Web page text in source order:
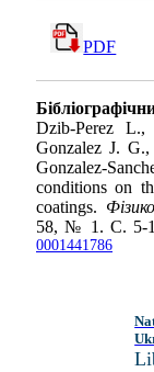
PDF
Dzib-Perez
Gonzalez J.
Gonzalez-
conditions on
coatings.
58, № 1. С. 5-
0001441786